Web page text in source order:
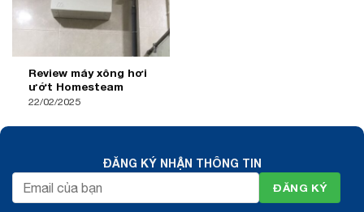
Review máy xông hơi
ướt Homesteam
22/02/2025
ĐĂNG KÝ NHẬN THÔNG TIN